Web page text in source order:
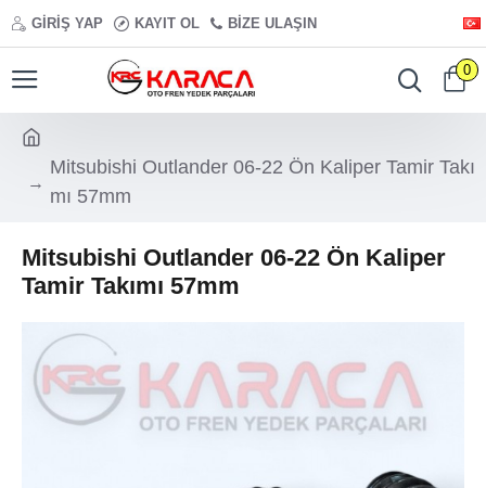
GIRIŞ YAP KAYIT OL BIZE ULAŞIN
0
Mitsubishi Outlander 06-22 Ön Kaliper Tamir Takı
mı 57mm
Mitsubishi Outlander 06-22 Ön Kaliper
Tamir Takımı 57mm